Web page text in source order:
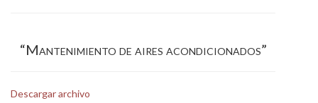
Alumnado
“Mantenimiento de aires acondicionados”
Descargar archivo